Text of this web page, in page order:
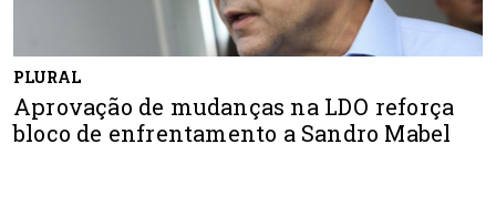
PLURAL
Aprovação de mudanças na LDO reforça
bloco de enfrentamento a Sandro Mabel